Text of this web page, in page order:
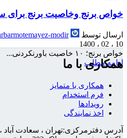
خواص برنج وخاصیت برنج برای
ارسال توسط
modir
10 ، 02 ، 1400
خواص برنج؛ ۱۰ خاصیت باورنکردنی...
ادامه مطلب
همکاری با ما
همکاری با متمایز
فرم استخدام
رویدادها
اخذ نمایندگی
آدرس دفترمرکزی:تهران ، سعادت آباد ،